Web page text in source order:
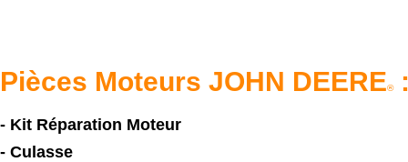
Pièces Moteurs JOHN DEERE®
- Kit Réparation Moteur
- Culasse